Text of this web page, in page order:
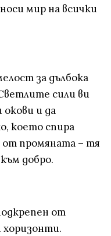
мир на всички
за дълбока
сили ви
и да
което спира
промяната – тя
добро.
от
хоризонти.